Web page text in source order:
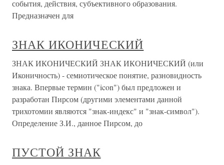
события, действия, субъективного образования.
Предназначен для
ЗНАК ИКОНИЧЕСКИЙ
ЗНАК ИКОНИЧЕСКИЙ ЗНАК ИКОНИЧЕСКИЙ (или
Иконичность) - семиотическое понятие, разновидность
знака. Впервые термин ("icon") был предложен и
разработан Пирсом (другими элементами данной
трихотомии являются "знак-индекс" и "знак-символ").
Определение З.И., данное Пирсом, до
ПУСТОЙ ЗНАК